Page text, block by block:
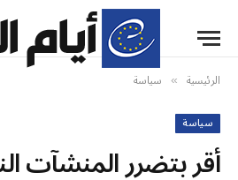
الرئيسية » سياسة
سياسة
أقر بتضرر المنشآت